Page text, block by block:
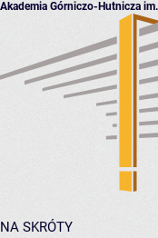
Akademia Górniczo-Hutnicza
NA SKRÓTY